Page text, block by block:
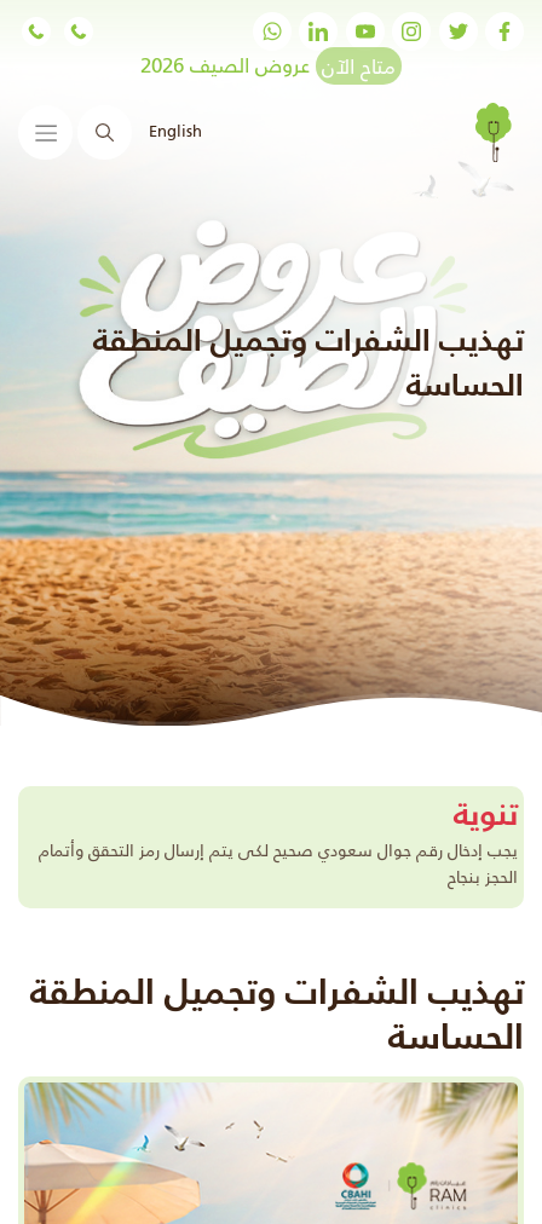
متاح الآن عروض الصيف 2026
English البحث
تهذيب الشفرات وتجميل المنطقة
الحساسة
تنوية
يجب إدخال رقم جوال سعودي صحيح لكى يتم إرسال رمز التحقق وأتمام
الحجز بنجاح
تهذيب الشفرات وتجميل المنطقة
الحساسة